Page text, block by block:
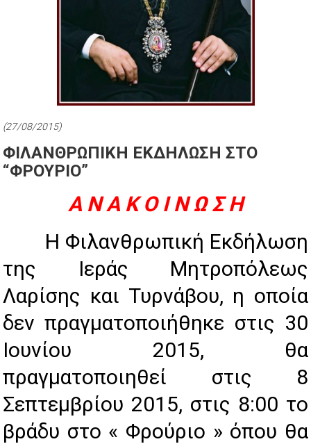
(27/08/2015)
ΦΙΛΑΝΘΡΩΠΙΚΗ ΕΚΔΗΛΩΣΗ ΣΤΟ
“ΦΡΟΥΡΙΟ”
Α Ν Α Κ Ο Ι Ν Ω Σ Η
Η Φιλανθρωπική Εκδήλωση
της Ιεράς Μητροπόλεως
Λαρίσης και Τυρνάβου, η οποία
δεν πραγματοποιήθηκε στις 30
Ιουνίου 2015, θα
πραγματοποιηθεί στις 8
Σεπτεμβρίου 2015, στις 8:00 το
βράδυ στο « Φρούριο » όπου θα